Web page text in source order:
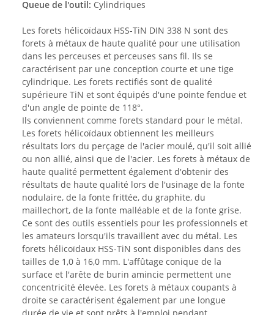
Queue de l'outil: Cylindriques
Les forets hélicoïdaux HSS-TiN DIN 338 N sont des
forets à métaux de haute qualité pour une utilisation
dans les perceuses et perceuses sans fil. Ils se
caractérisent par une conception courte et une tige
cylindrique. Les forets rectifiés sont de qualité
supérieure TiN et sont équipés d'une pointe fendue et
d'un angle de pointe de 118°.
Ils conviennent comme forets standard pour le métal.
Les forets hélicoïdaux obtiennent les meilleurs
résultats lors du perçage de l'acier moulé, qu'il soit allié
ou non allié, ainsi que de l'acier. Les forets à métaux de
haute qualité permettent également d'obtenir des
résultats de haute qualité lors de l'usinage de la fonte
nodulaire, de la fonte frittée, du graphite, du
maillechort, de la fonte malléable et de la fonte grise.
Ce sont des outils essentiels pour les professionnels et
les amateurs lorsqu'ils travaillent avec du métal. Les
forets hélicoïdaux HSS-TiN sont disponibles dans des
tailles de 1,0 à 16,0 mm. L'affûtage conique de la
surface et l'arête de burin amincie permettent une
concentricité élevée. Les forets à métaux coupants à
droite se caractérisent également par une longue